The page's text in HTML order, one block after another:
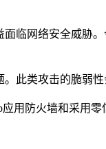
临网络安全威胁
此类攻击的脆弱
用防火墙和采用